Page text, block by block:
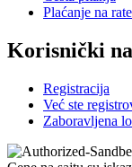
Plaćanje na rate
Korisnički
Registracija
Već ste
Zaboravljena